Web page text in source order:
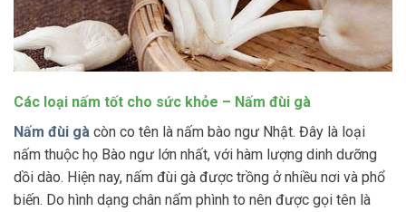
Các loại nấm tốt cho sức khỏe – Nấm đùi gà
Nấm đùi gà còn co tên là nấm bào ngư Nhật. Đây là loại
nấm thuộc họ Bào ngư lớn nhất, với hàm lượng dinh dưỡng
dồi dào. Hiện nay, nấm đùi gà được trồng ở nhiều nơi và phổ
biến. Do hình dạng chân nấm phình to nên được gọi tên là